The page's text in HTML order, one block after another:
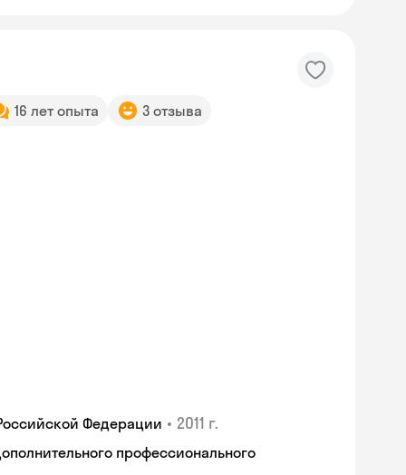
16 лет опыта 3 отзыва
Федерации • 2011 г.
профессионального